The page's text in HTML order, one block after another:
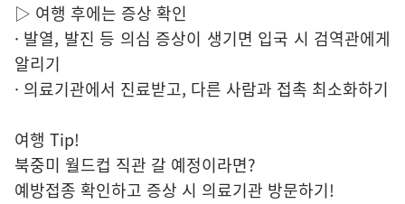
▷ 여행 후에는 증상 확인
· 발열, 발진 등 의심 증상이 생기면 입국 시 검역관에게
알리기
· 의료기관에서 진료받고, 다른 사람과 접촉 최소화하기
여행 Tip!
북중미 월드컵 직관 갈 예정이라면?
예방접종 확인하고 증상 시 의료기관 방문하기!